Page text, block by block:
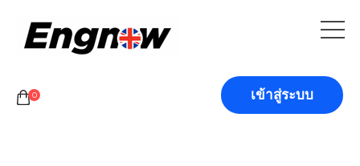
0 เข้าสู่ระบบ